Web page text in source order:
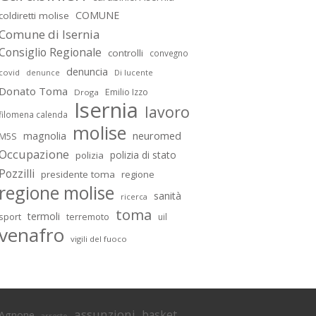
coldiretti molise COMUNE
di Isernia
Regionale controlli convegno
covid denunce denuncia Di lucente
Donato Toma Droga Emilio Izzo
calenda Isernia lavoro
M5S magnolia molise neuromed
polizia polizia di stato
Pozzilli presidente toma regione
regione molise ricerca sanità
sport termoli terremoto toma uil
vigili del fuoco